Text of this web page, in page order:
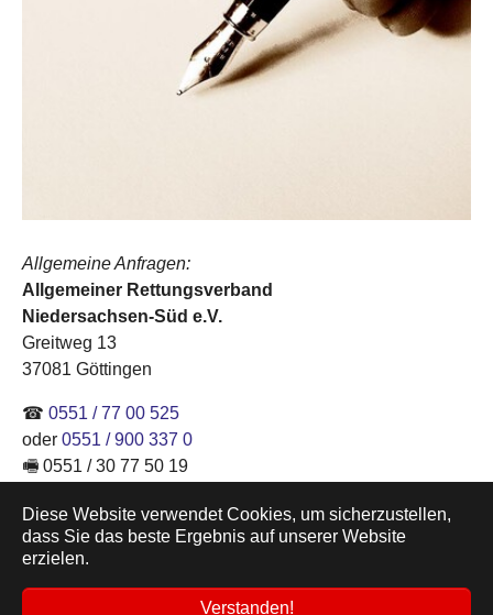
Diese Website verwendet Cookies, um sicherzustellen,
dass Sie das beste Ergebnis auf unserer Website
erzielen.
Verstanden!
Allgemeine Anfragen:
Allgemeiner Rettungsverband
Niedersachsen-Süd e.V.
Greitweg 13
37081 Göttingen
☎ 0551 / 77 00 525
oder 0551 / 900 337 0
🖷 0551 / 30 77 50 19
© 2026 Allgemeiner Rettungsverband Niedersachsen-
Süd e.V. • Jheringstr. 66, D-37081 Göttingen • ☎ 0551 77